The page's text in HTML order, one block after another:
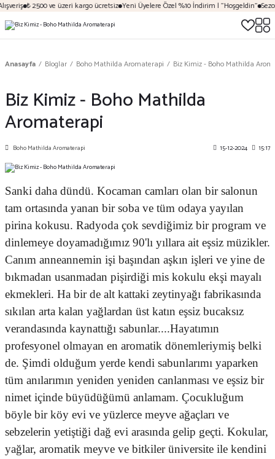
₺ 2500 ve üzeri kargo ücretsiz Yeni Üyelere Özel %10 İndirim | "Hoşgeldin"
Anasayfa Bloglar Boho Mathilda Aromaterapi Biz Kimiz - Boho Mathilda
Biz Kimiz - Boho Mathilda
Aromaterapi
Boho Mathilda Aromaterapi 15-12-2024 15:17
Sanki daha dündü. Kocaman camları olan bir salonun
tam ortasında yanan bir soba ve tüm odaya yayılan
pirina kokusu. Radyoda çok sevdiğimiz bir program ve
dinlemeye doyamadığımız 90'lı yıllara ait eşsiz müzikler.
Canım anneannemin işi başından aşkın işleri ve yine de
bıkmadan usanmadan pişirdiği mis kokulu ekşi mayalı
ekmekleri. Ha bir de alt kattaki zeytinyağı fabrikasında
sıkılan arta kalan yağlardan üst katın eşsiz bucaksız
verandasında kaynattığı sabunlar....Hayatımın
profesyonel olmayan en aromatik dönemleriymiş belki
de. Şimdi olduğum yerde kendi sabunlarımı yaparken
tüm anılarımın yeniden yeniden canlanması ve eşsiz bir
nimet içinde büyüdüğümü anlamam. Çocukluğum
böyle bir köy evi ve yüzlerce meyve ağaçları ve
sebzelerin yetiştiği dağ evi arasında gelip geçti. Kokular,
yağlar, aromatik meyve ve bitkiler üniversite ile kendini